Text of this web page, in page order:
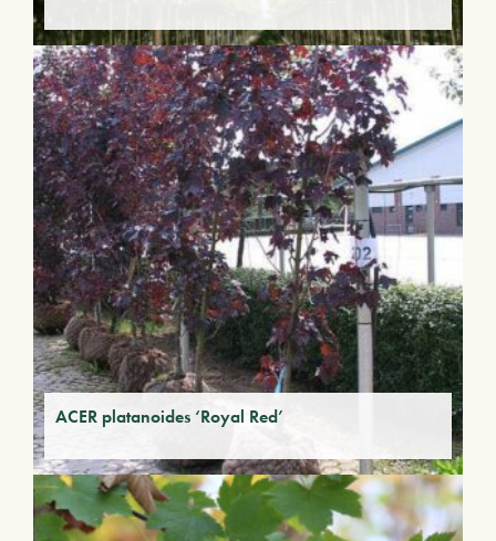
ACER platanoides ‘Royal Red’